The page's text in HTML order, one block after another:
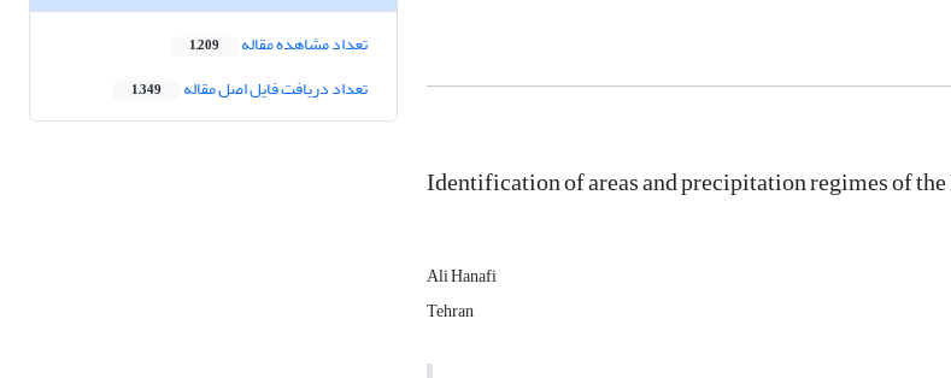
Identification of areas and precipitation regimes of
Ali Hanafi
Tehran
تعداد مشاهده مقاله 1,209
تعداد دریافت فایل اصل مقاله 1,349